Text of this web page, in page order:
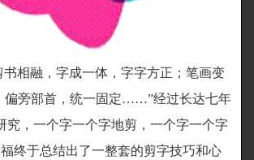
书相融，字成一体，字字方正；笔画变
偏旁部首，统一固定……”经过长达七年
究，一个字一个字地剪，一个字一个字
终于总结出了一整套的剪字技巧和心